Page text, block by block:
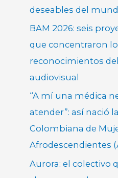
deseables del
BAM 2026: seis
que concentraron
reconocimientos
audiovisual
“A mí una médica
atender”: así nació
Colombiana de
Afrodescendientes
Aurora: el colectivo